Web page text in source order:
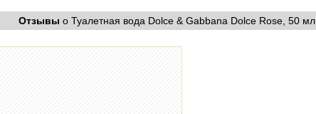
Отзывы о Туалетная вода Dolce & Gabbana Dolce Rose, 50 мл